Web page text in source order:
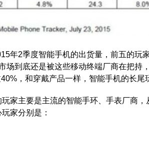
年2季度智能手机的出货量，前五的玩
场到底还是被这些移动终端厂商在把持
，和穿戴产品一样，智能手机的长尾
家主要是主流的智能手环、手表厂商，
家分别是：